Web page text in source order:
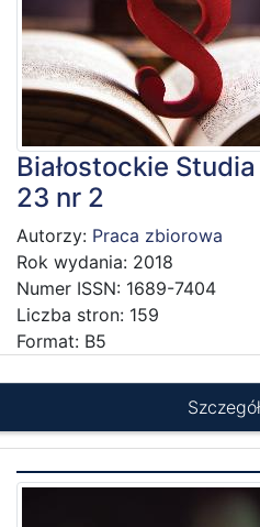
Białostockie
23 nr 2
Autorzy: Praca zbiorowa
Rok wydania: 2018
Numer ISSN: 1689-7404
Liczba stron: 159
Format: B5